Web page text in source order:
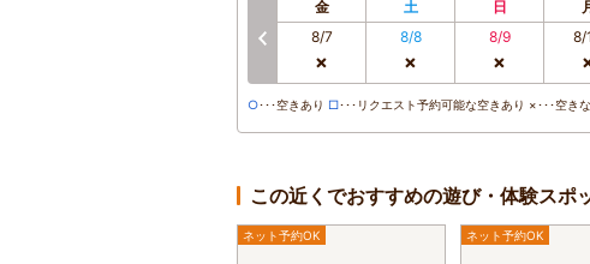
金 土 日
8/7
×
8/8
×
8/9
×
8/
○･･･空きあり □･･･リクエスト予約可能な空きあり ×･･･空き
この近くでおすすめの遊び・体験スポ
ネット予約OK ネット予約OK